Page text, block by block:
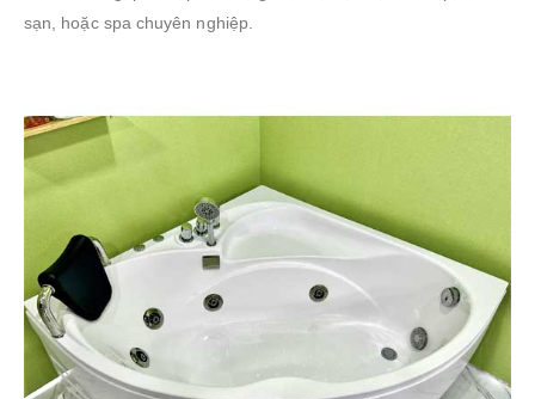
sạn, hoặc spa chuyên nghiệp.